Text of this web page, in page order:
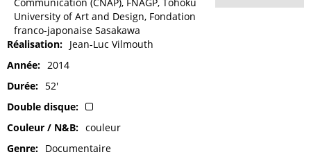
Communication (CNAP), FNAGP, Tohoku
University of Art and Design, Fondation
franco-japonaise Sasakawa
Réalisation
Jean-Luc Vilmouth
Année
2014
Durée
52'
Double disque
Couleur / N&B
couleur
Genre
Documentaire